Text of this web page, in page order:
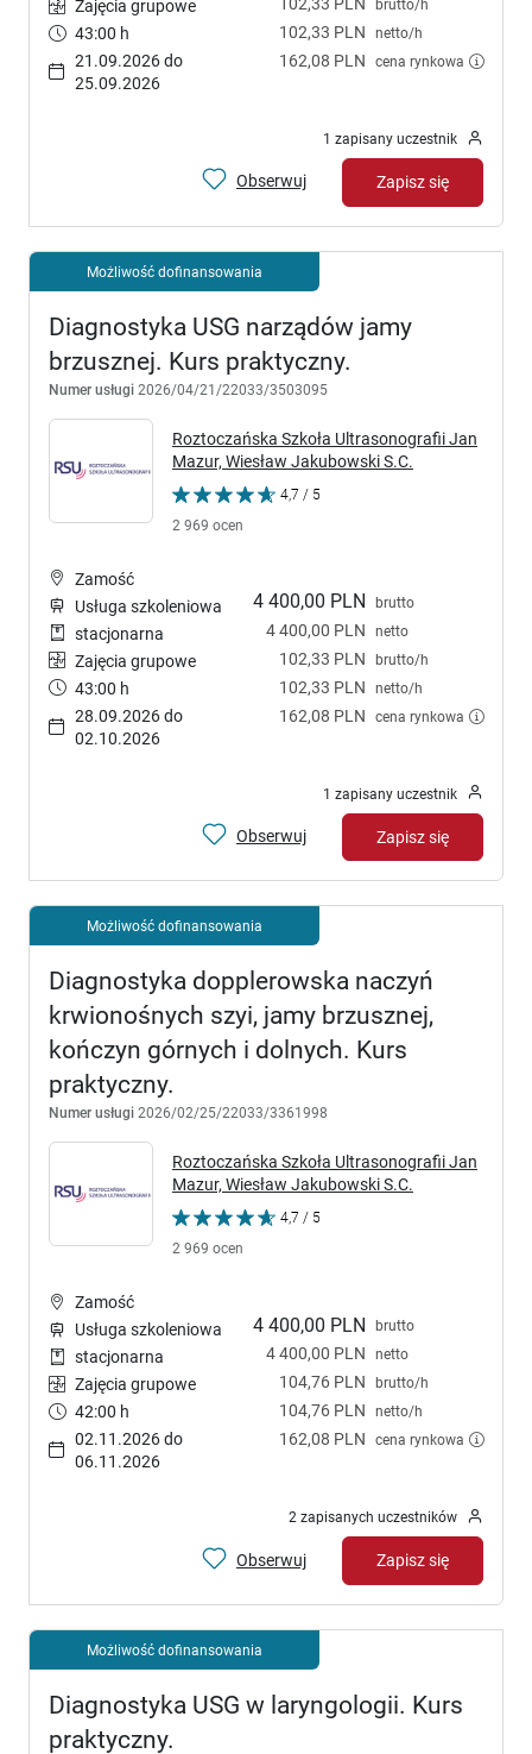
brutto/h
102,33 PLN netto/h
162,08 PLN cena rynkowa
Zajęcia grupowe
43:00 h
21.09.2026 do
25.09.2026
1 zapisany uczestnik
Obserwuj Zapisz się
Możliwość dofinansowania
Diagnostyka USG narządów jamy
brzusznej. Kurs praktyczny.
Numer usługi 2026/04/21/22033/3503095
Roztoczańska Szkoła Ultrasonografii Jan
Mazur, Wiesław Jakubowski S.C.
4,7 / 5
2 969 ocen
4 400,00 PLN brutto
4 400,00 PLN netto
102,33 PLN brutto/h
102,33 PLN netto/h
162,08 PLN cena rynkowa
Zamość
Usługa szkoleniowa
stacjonarna
Zajęcia grupowe
43:00 h
28.09.2026 do
02.10.2026
1 zapisany uczestnik
Obserwuj Zapisz się
Możliwość dofinansowania
Diagnostyka dopplerowska naczyń
krwionośnych szyi, jamy brzusznej,
kończyn górnych i dolnych. Kurs
praktyczny.
Numer usługi 2026/02/25/22033/3361998
Roztoczańska Szkoła Ultrasonografii Jan
Mazur, Wiesław Jakubowski S.C.
4,7 / 5
2 969 ocen
4 400,00 PLN brutto
4 400,00 PLN netto
104,76 PLN brutto/h
104,76 PLN netto/h
162,08 PLN cena rynkowa
Zamość
Usługa szkoleniowa
stacjonarna
Zajęcia grupowe
42:00 h
02.11.2026 do
06.11.2026
2 zapisanych uczestników
Obserwuj Zapisz się
Możliwość dofinansowania
Diagnostyka USG w laryngologii. Kurs
praktyczny.